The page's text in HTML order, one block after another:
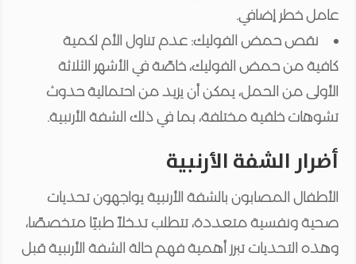
عامل خطر إضافي.
نقص حمض الفوليك: عدم تناول الأم لكمية
كافية من حمض الفوليك، خاصًة في الأشهر الثلاثة
الأولى من الحمل، يمكن أن يزيد من احتمالية حدوث
تشوهات خلقية مختلفة، بما في ذلك الشفة الأرنبية.
أضرار الشفة الأرنبية
الأطفال المصابون بالشفة الأرنبية يواجهون تحديات
صحية ونفسية متعددة، تتطلب تدخلاً طبيًا متخصصًا،
وهذه التحديات تبرز أهمية فهم حالة الشفة الأرنبية قبل